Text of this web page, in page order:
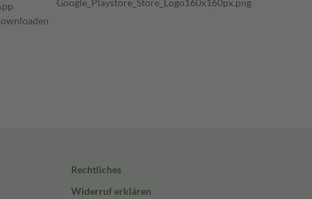
Rechtliches
Widerruf erklären